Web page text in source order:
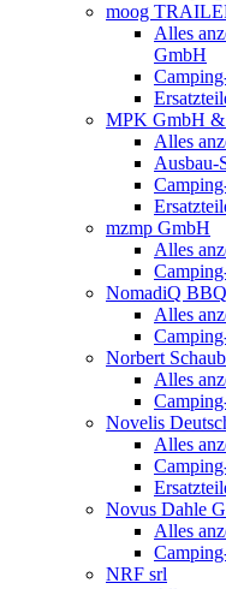
moog
Alles
GmbH
MPK GmbH
Alles
Ausbau-
mzmp GmbH
Alles
NomadiQ BBQ
Alles
Norbert
Alles
Novelis
Alles
Novus Dahle
Alles
NRF srl